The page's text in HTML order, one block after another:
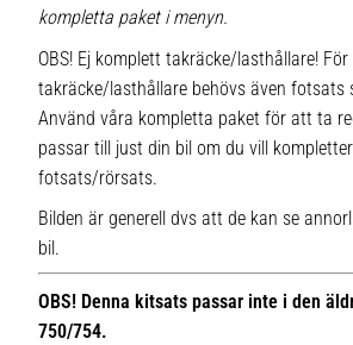
kompletta paket i menyn.
OBS! Ej komplett takräcke/lasthållare!
takräcke/lasthållare behövs även fotsats
Använd våra kompletta paket för att ta
passar till just din bil om du vill
fotsats/rörsats.
Bilden är generell dvs att de kan se
bil.
OBS! Denna kitsats passar inte i den
750/754.